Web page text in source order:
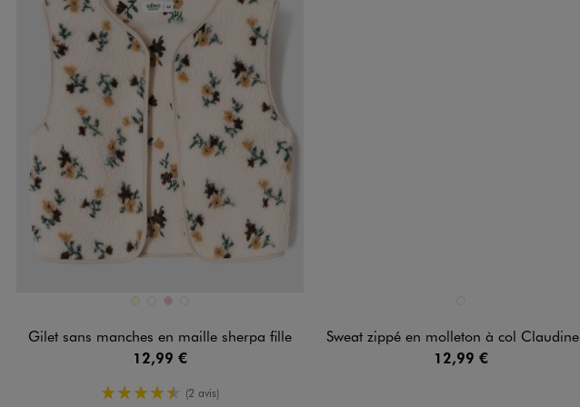
Disponible en 4 colorisMARRON FONCE
ROSE
Gilet sans manches en maille sherpa fille
12,99 €
4.5/5 de moyenne
(2 avis)
Sweat zippé en molleton à col Claudine fille
12,99 €